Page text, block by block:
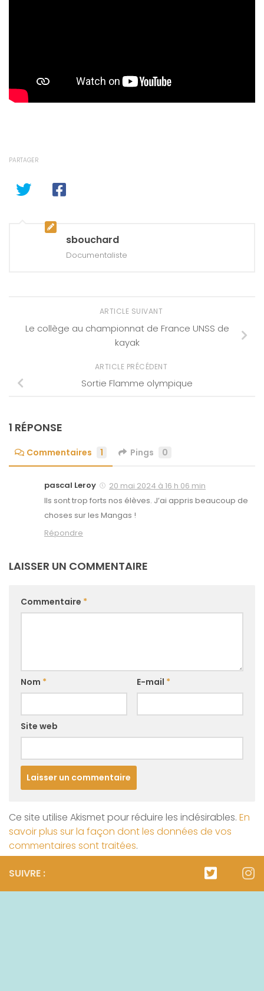
PARTAGER
sbouchard
Documentaliste
ARTICLE SUIVANT
Le collège au championnat de France UNSS de
kayak
ARTICLE PRÉCÉDENT
Sortie Flamme olympique
1 RÉPONSE
Commentaires 1 Pings 0
pascal Leroy
20 mai 2024 à 16 h 06 min
Ils sont trop forts nos élèves. J’ai appris beaucoup de
choses sur les Mangas !
Répondre
LAISSER UN COMMENTAIRE
Commentaire *
Nom * E-mail *
Site web
Ce site utilise Akismet pour réduire les indésirables. En
savoir plus sur la façon dont les données de vos
commentaires sont traitées.
SUIVRE :